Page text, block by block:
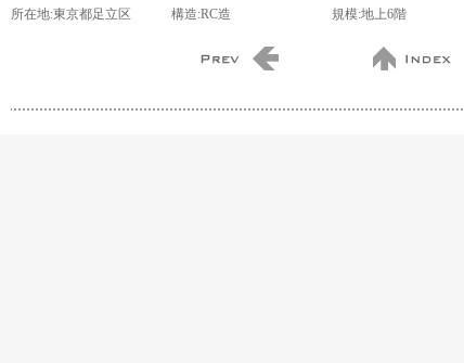
所在地:東京都足立区 構造:RC造 規模:地上6階